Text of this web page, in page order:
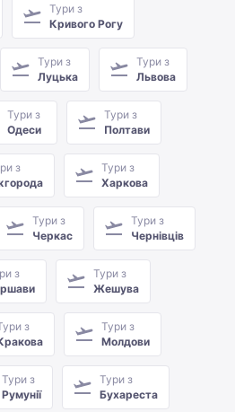
Тури з
Кривого Рогу
Тури з
Луцька
Тури з
Львова
Тури з
Одеси
Тури з
Полтави
з
Тури з
Харкова
Тури з
Черкас
Тури з
Чернівців
з
Тури з
Жешува
з
Тури з
Молдови
Тури з
Румунії
Тури з
Бухареста